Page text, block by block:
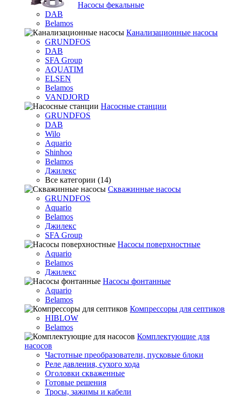
Насосы фекальные
DAB
Belamos
Канализационные насосы
GRUNDFOS
DAB
SFA Group
AQUATIM
ELSEN
Belamos
VANDJORD
Насосные станции
GRUNDFOS
DAB
Wilo
Aquario
Shinhoo
Belamos
Джилекс
Все категории (14)
Скважинные насосы
GRUNDFOS
Aquario
Belamos
Джилекс
SFA Group
Насосы поверхностные
Aquario
Belamos
Джилекс
Насосы фонтанные
Aquario
Belamos
Компрессоры для септиков
HIBLOW
Belamos
Комплектующие для
насосов
Частотные преобразователи, пусковые блоки
Реле давления, сухого хода
Оголовки скваженные
Готовые решения
Тросы, зажимы и кабели